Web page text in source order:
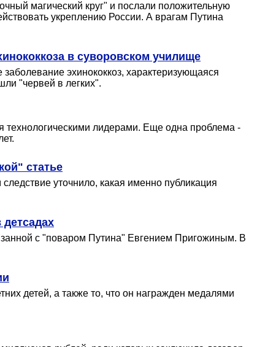
магический круг" и послали положительную
укреплению России. А врагам Путина
в суворовском училище
эхинококкоз, характеризующаяся
"червей в легких".
технологическими лидерами. Еще одна проблема -
статье
уточнило, какая именно публикация
с "поваром Путина" Евгением Пригожиным. В
детей, а также то, что он награжден медалями